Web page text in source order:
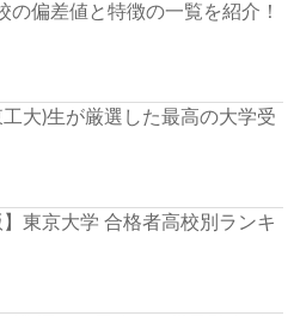
の偏差値と特徴の一覧を紹介！
大)生が厳選した最高の大学受
】東京大学 合格者高校別ランキ